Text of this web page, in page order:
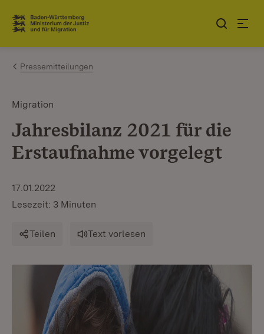
Zum Inhalt springen
Link zur Startseite
Pressemitteilungen
Migration
Jahresbilanz 2021 für die
Erstaufnahme vorgelegt
17.01.2022
Lesezeit: 3 Minuten
Teilen Text vorlesen